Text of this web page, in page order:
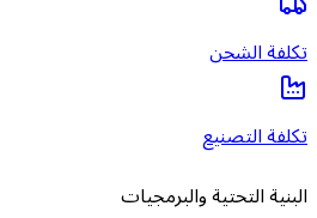
تكلفة الشحن
تكلفة التصنيع
البنية التحتية والبرمجيات